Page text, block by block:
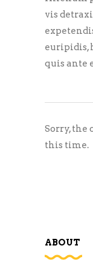
vis
euripidis,
quis ante
Sorry, the
this time.
ABOUT